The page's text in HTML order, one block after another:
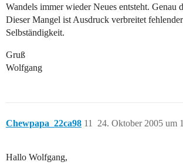
Wandels immer wieder Neues entsteht. Genau
Dieser Mangel ist Ausdruck verbreitet
Selbständigkeit.
Gruß
Wolfgang
Chewpapa_22ca98 24. Oktober 2005 um
11
Hallo Wolfgang,